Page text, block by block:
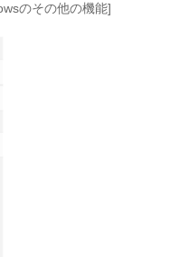
のその他の機能]